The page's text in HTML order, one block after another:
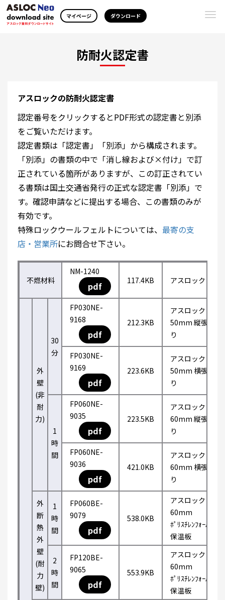
マイページ ダウンロード
防耐火認定書
アスロックの防耐火認定書
認定番号をクリックするとPDF形式の認定書と別添
をご覧いただけます。
認定書類は「認定書」「別添」から構成されます。
「別添」の書類の中で「消し線および×付け」で訂
正されている箇所がありますが、この訂正されてい
る書類は国土交通省発行の正式な認定書「別添」で
す。確認申請などに提出する場合、この書類のみが
有効です。
特殊ロックウールフェルトについては、 最寄の支
店・営業所にお問合せ下さい。
不燃材料
NM-1240
pdf 117.4KB アスロック
外
壁
(非
耐
力)
30
分
FP030NE-
9168
pdf
212.3KB
アスロック
50mm 縦張
り
FP030NE-
9169
pdf
223.6KB
アスロック
50mm 横張
り
1
時
間
FP060NE-
9035
pdf
223.5KB
アスロック
60mm 縦張
り
FP060NE-
9036
pdf
421.0KB
アスロック
60mm 横張
り
外
断
熱
外
壁
(耐
力
壁)
1
時
間
FP060BE-
9079
pdf
538.0KB
アスロック
60mm
ﾎﾟﾘｽﾁﾚﾝﾌｫｰﾑ
保温板
2
時
間
FP120BE-
9065
pdf
553.9KB
アスロック
60mm
ﾎﾟﾘｽﾁﾚﾝﾌｫｰﾑ
保温板